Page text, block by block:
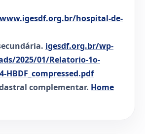
www.igesdf.org.br/hospital-de-
igesdf.org.br/wp-
2025/01/Relatorio-1o-
HBDF_compressed.pdf
complementar. Home